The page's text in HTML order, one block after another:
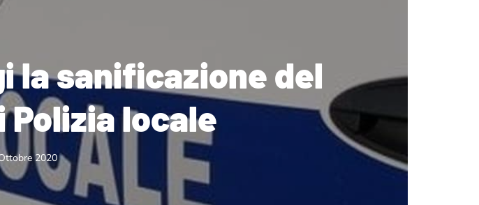
la sanificazione del
Polizia locale
2020